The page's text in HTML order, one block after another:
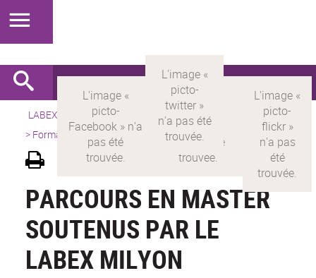
LABEX > LABEX MILYON Version française
Présentation
> Formations> Parcours en Master
PARCOURS EN MASTER
SOUTENUS PAR LE
LABEX MILYON